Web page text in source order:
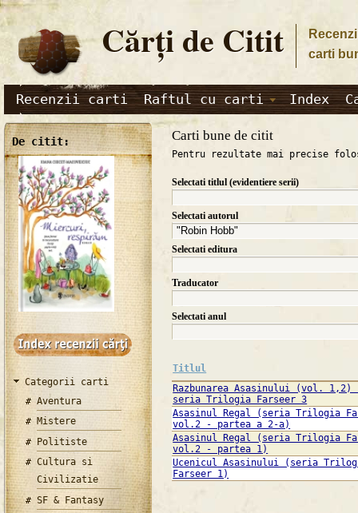
Cărţi de Citit
carti
Recenzii carti Raftul cu carti Index
De citit:
Categorii carti
Aventura
Mistere
Politiste
Cultura si
Civilizatie
SF & Fantasy
Carti bune de citit
Pentru rezultate mai precise
Selectati titlul (evidentiere serii)
Selectati autorul
Selectati editura
Traducator
Selectati anul
Titlul
Razbunarea Asasinului (vol. 1,2)
seria Trilogia Farseer 3
Asasinul Regal (seria Trilogia
vol.2 - partea a 2-a)
Asasinul Regal (seria Trilogia
vol.2 - partea 1)
Ucenicul Asasinului (seria
Farseer 1)